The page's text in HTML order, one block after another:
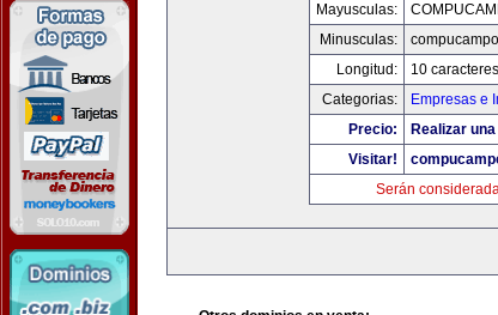
Mayusculas:
Minusculas:
Longitud:
10 caracteres
Categorias:
Empresas e
Precio:
Realizar
Visitar!
Serán